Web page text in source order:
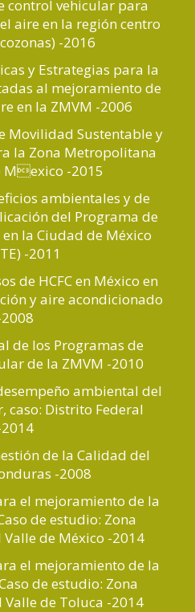
control vehicular para
aire en la región centro
-2016
y Estrategias para la
al mejoramiento de
en la ZMVM -2006
Movilidad Sustentable y
la Zona Metropolitana
Mexico -2015
ambientales y de
del Programa de
la Ciudad de México
-2011
de HCFC en México en
y aire acondicionado
de los Programas de
de la ZMVM -2010
ambiental del
caso: Distrito Federal
de la Calidad del
-2008
el mejoramiento de la
de estudio: Zona
de México -2014
el mejoramiento de la
de estudio: Zona
de Toluca -2014